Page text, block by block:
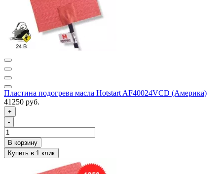
Пластина подогрева масла Hotstart AF40024VCD (Америка)
41250 руб.
+
-